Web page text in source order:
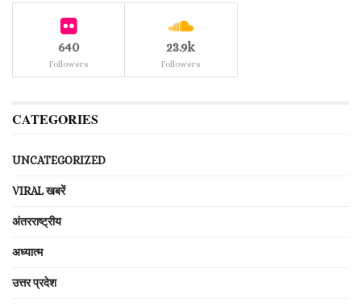
640
Followers
23.9k
Followers
CATEGORIES
UNCATEGORIZED
VIRAL खबरें
अंतरराष्ट्रीय
अध्यात्म
उत्तर प्रदेश